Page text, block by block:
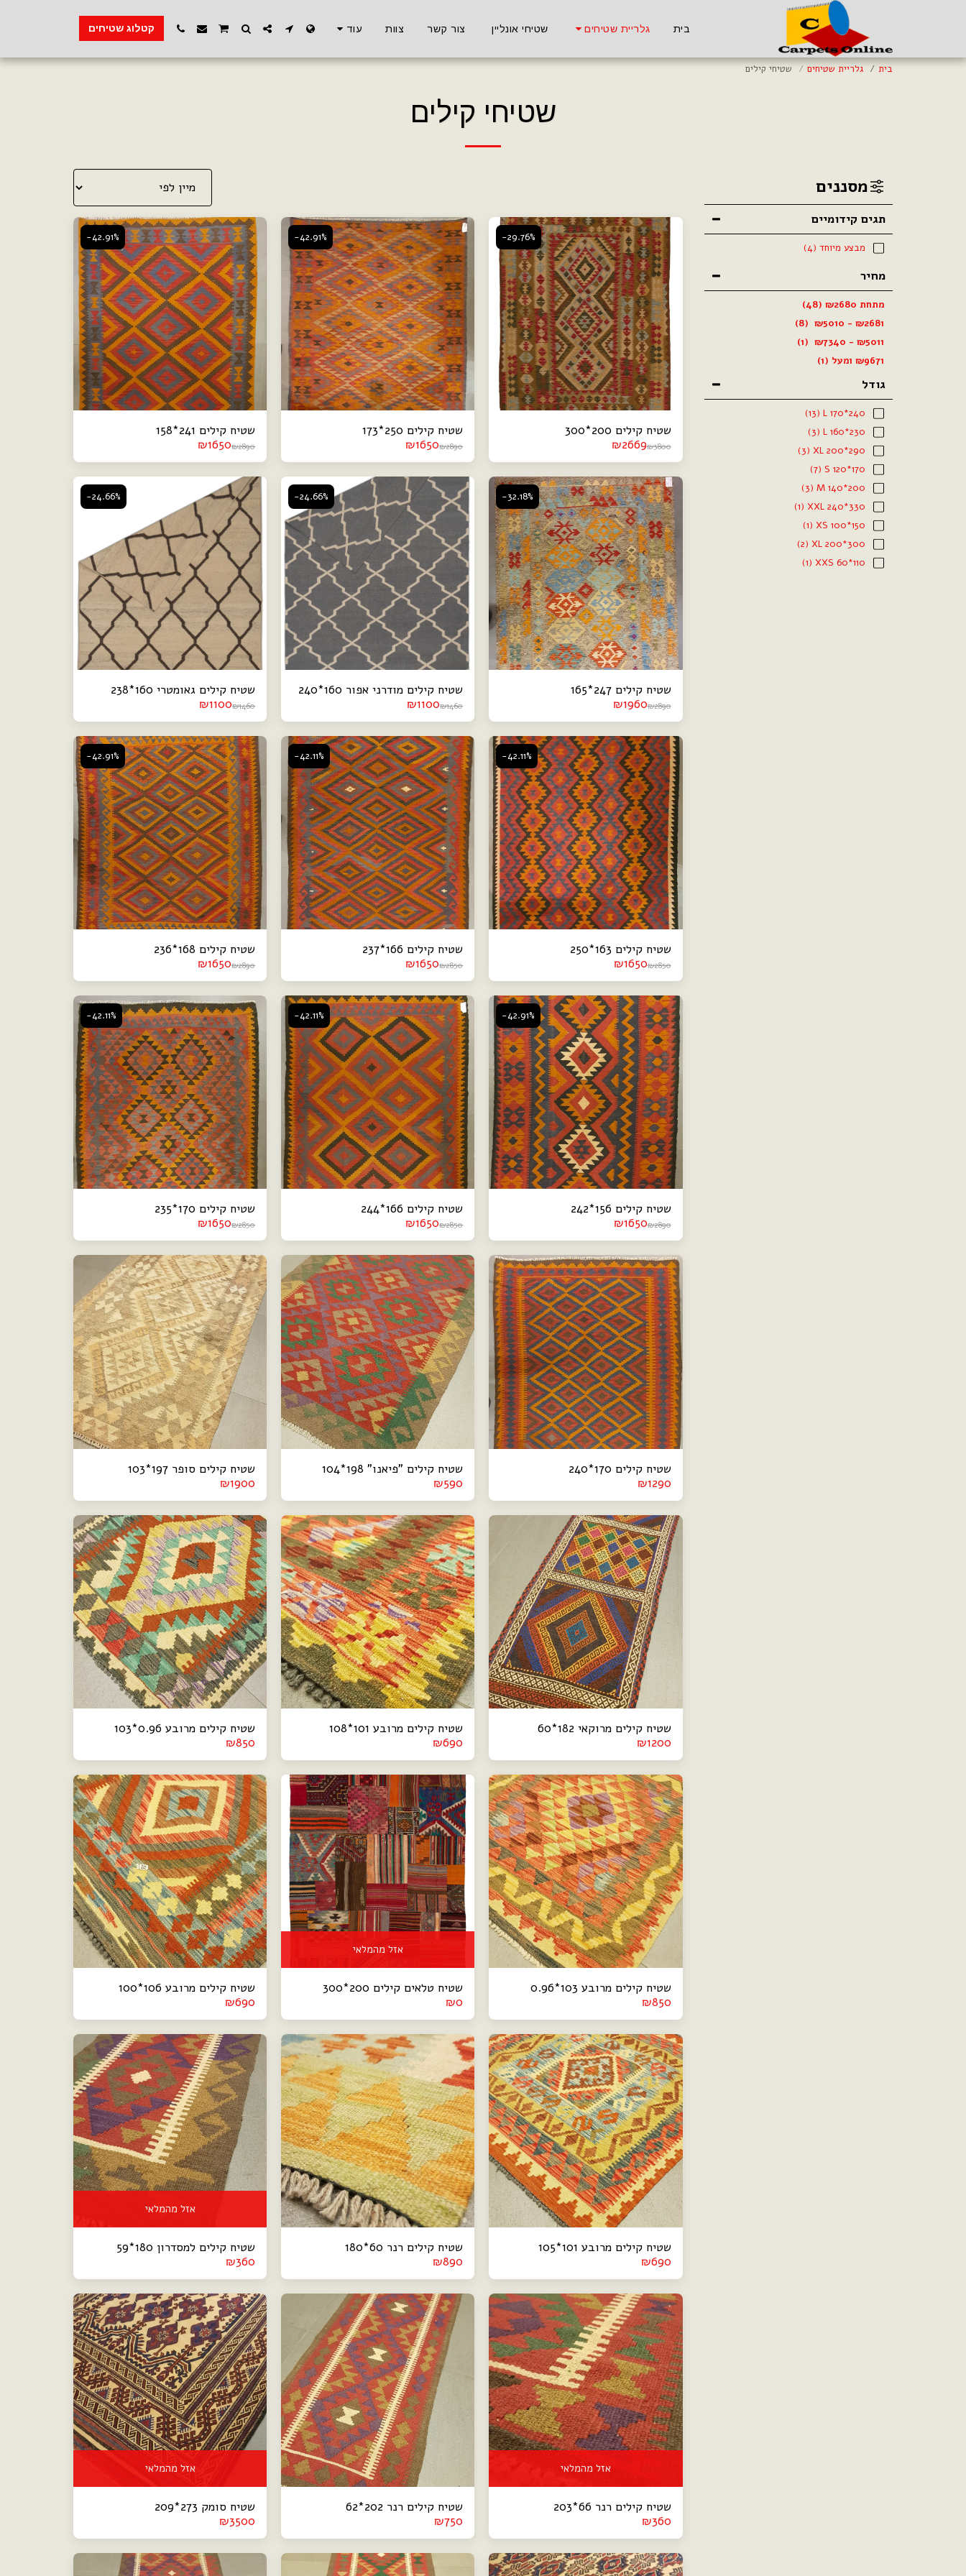
בית גלריית שטיחים שטיחי אונליין צור קשר צוות עוד קטלוג שטיחים
בית גלריית שטיחים שטיחי קילים
שטיחי קילים
מסננים
מחיר
מתחת ₪2680
(48)
₪2681
-
₪5010
(8)
₪5011
-
₪7340
(1)
₪9671 ומעל (1)
גודל
(13)
(3)
(3)
(7)
(3)
(1)
(1)
(2)
(1)
תגים קידומיים
מבצע מיוחד(4)
-29.76%
שטיח קילים 200*300
₪3800
₪2669
-42.91%
שטיח קילים 250*173
₪2890
₪1650
-42.91%
שטיח קילים 241*158
₪2890
₪1650
-32.18%
שטיח קילים 247*165
₪2890
₪1960
-24.66%
שטיח קילים מודרני אפור 160*240
₪1460
₪1100
-24.66%
שטיח קילים גאומטרי 160*238
₪1460
₪1100
-42.11%
שטיח קילים 163*250
₪2850
₪1650
-42.11%
שטיח קילים 166*237
₪2850
₪1650
-42.91%
שטיח קילים 168*236
₪2890
₪1650
-42.91%
שטיח קילים 156*242
₪2890
₪1650
-42.11%
שטיח קילים 166*244
₪2850
₪1650
-42.11%
שטיח קילים 170*235
₪2850
₪1650
שטיח קילים 170*240
₪1290
שטיח קילים "פיאנו" 198*104
₪590
שטיח קילים סופר 197*103
₪1900
שטיח קילים מרוקאי 182*60
₪1200
שטיח קילים מרובע 101*108
₪690
שטיח קילים מרובע 0.96*103
₪850
שטיח קילים מרובע 103*0.96
₪850
אזל מהמלאי
שטיח טלאים קילים 200*300
₪0
שטיח קילים מרובע 106*100
₪690
שטיח קילים מרובע 101*105
₪690
שטיח קילים רנר 60*180
₪890
אזל מהמלאי
שטיח קילים למסדרון 180*59
₪360
אזל מהמלאי
שטיח קילים רנר 66*203
₪360
שטיח קילים רנר 202*62
₪750
אזל מהמלאי
שטיח סומק 273*209
₪3500